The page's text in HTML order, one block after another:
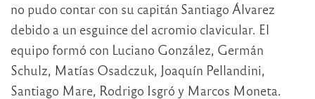
no pudo contar con su capitán Santiago Álvarez
debido a un esguince del acromio clavicular. El
equipo formó con Luciano González, Germán
Schulz, Matías Osadczuk, Joaquín Pellandini,
Santiago Mare, Rodrigo Isgró y Marcos Moneta.